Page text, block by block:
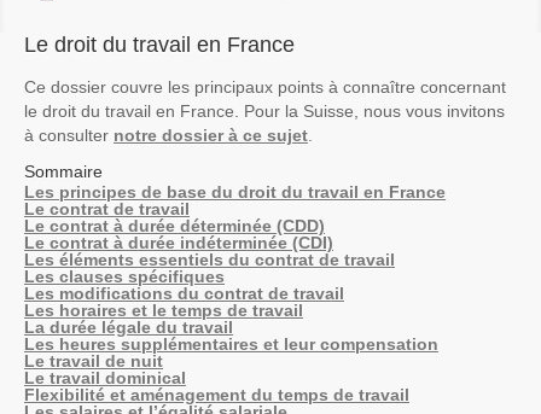
Le droit du travail en France
Ce dossier couvre les principaux points à connaître concernant
le droit du travail en France. Pour la Suisse, nous vous invitons
à consulter notre dossier à ce sujet
Sommaire
Les principes de base du droit du travail en France
Le contrat de travail
Le contrat à durée déterminée (CDD)
Le contrat à durée indéterminée (CDI)
Les éléments essentiels du contrat de travail
Les clauses spécifiques
Les modifications du contrat de travail
Les horaires et le temps de travail
La durée légale du travail
Les heures supplémentaires et leur compensation
Le travail de nuit
Le travail dominical
Flexibilité et aménagement du temps de travail